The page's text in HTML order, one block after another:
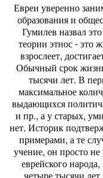
Евреи уверенно
образования и
Гумилев назвал
теории этнос - это
взрослеет,
Обычный срок
тысячи лет. В
максимальное
выдающихся
и пр., а у старых,
нет. Историк
примерами, а те
учение, он просто
еврейского